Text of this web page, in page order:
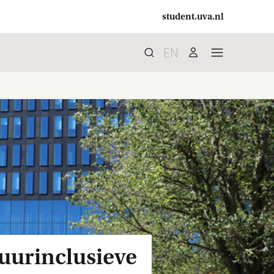
student.uva.nl
Zoeksearch
EN user menu